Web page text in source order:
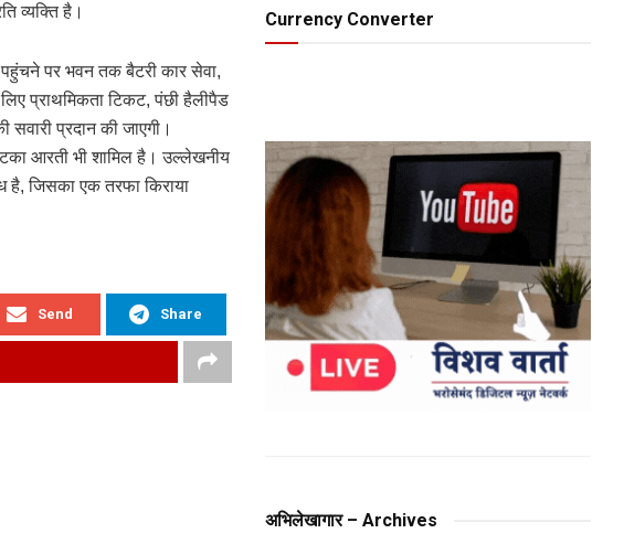
व्यक्ति है।
पहुंचने पर भवन तक बैटरी कार सेवा,
प्राथमिकता टिकट, पंछी हैलीपैड
प्रदान की जाएगी।
आरती भी शामिल है। उल्लेखनीय
है, जिसका एक तरफा किराया
Send Share
Currency Converter
अभिलेखागार – Archives